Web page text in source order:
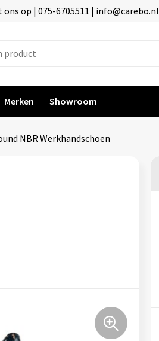
op | 075-6705511 | info@carebo.nl
Merken Showroom
NBR Werkhandschoen